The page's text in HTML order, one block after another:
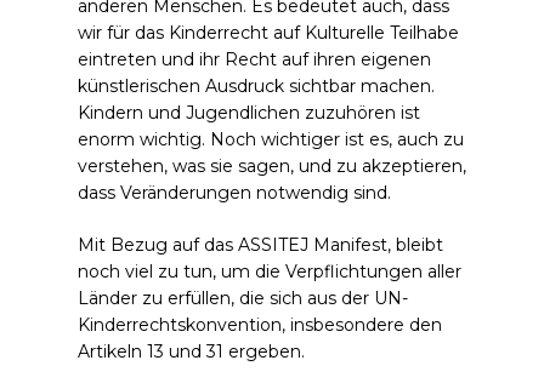
anderen Menschen. Es bedeutet auch, dass
wir für das Kinderrecht auf Kulturelle Teilhabe
eintreten und ihr Recht auf ihren eigenen
künstlerischen Ausdruck sichtbar machen.
Kindern und Jugendlichen zuzuhören ist
enorm wichtig. Noch wichtiger ist es, auch zu
verstehen, was sie sagen, und zu akzeptieren,
dass Veränderungen notwendig sind.
Mit Bezug auf das ASSITEJ Manifest, bleibt
noch viel zu tun, um die Verpflichtungen aller
Länder zu erfüllen, die sich aus der UN-
Kinderrechtskonvention, insbesondere den
Artikeln 13 und 31 ergeben.